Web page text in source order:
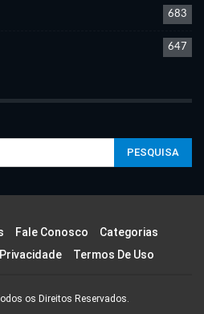
683
647
Fale Conosco
Categorias
Termos De Uso
os Direitos Reservados.